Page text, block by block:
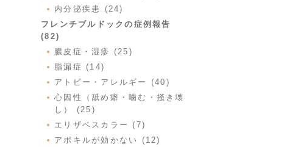
内分泌疾患 (24)
フレンチブルドックの症例報告
(82)
膿皮症・湿疹 (25)
脂漏症 (14)
アトピー・アレルギー (40)
心因性（舐め癖・噛む・掻き壊
し） (25)
エリザベスカラー (7)
アポキルが効かない (12)